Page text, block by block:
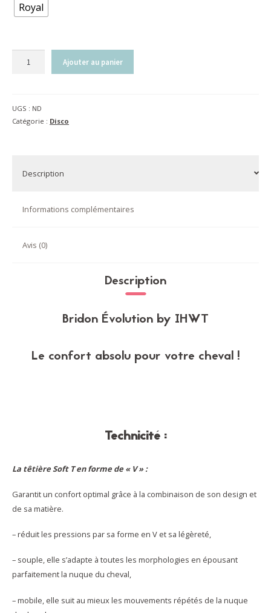
Royal
SOFT
frontal
Ajouter au panier
UGS : ND
Catégorie : Disco
Description
Informations complémentaires
Avis (0)
Description
Bridon Évolution by IHWT
Le confort absolu pour votre cheval !
Technicité :
La têtière Soft T en forme de « V » :
Garantit un confort optimal grâce à la combinaison de son design et
de sa matière.
– réduit les pressions par sa forme en V et sa légèreté,
– souple, elle s’adapte à toutes les morphologies en épousant
parfaitement la nuque du cheval,
– mobile, elle suit au mieux les mouvements répétés de la nuque